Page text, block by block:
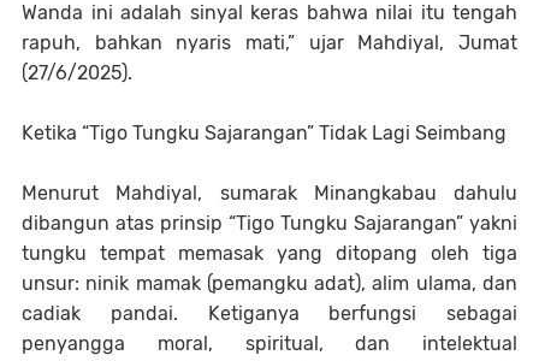
Wanda ini adalah sinyal keras bahwa nilai itu tengah
rapuh, bahkan nyaris mati,” ujar Mahdiyal, Jumat
(27/6/2025).
Ketika “Tigo Tungku Sajarangan” Tidak Lagi Seimbang
Menurut Mahdiyal, sumarak Minangkabau dahulu
dibangun atas prinsip “Tigo Tungku Sajarangan” yakni
tungku tempat memasak yang ditopang oleh tiga
unsur: ninik mamak (pemangku adat), alim ulama, dan
cadiak pandai. Ketiganya berfungsi sebagai
penyangga moral, spiritual, dan intelektual